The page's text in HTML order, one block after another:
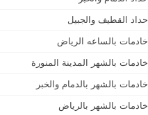
حداد القطيف والجبيل
خادمات بالساعه الرياض
خادمات بالشهر المدينة المنورة
خادمات بالشهر بالدمام والخبر
خادمات بالشهر بالرياض